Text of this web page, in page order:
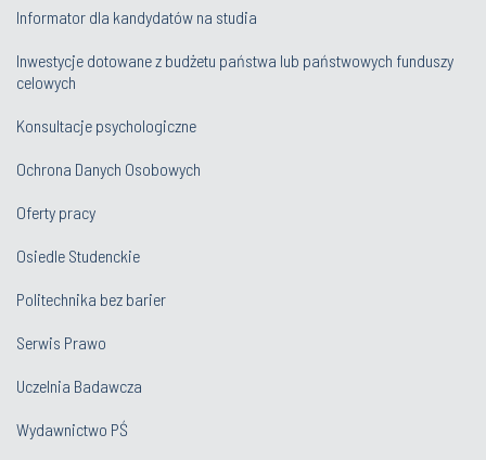
Informator dla kandydatów na studia
Inwestycje dotowane z budżetu państwa lub państwowych funduszy
celowych
Konsultacje psychologiczne
Ochrona Danych Osobowych
Oferty pracy
Osiedle Studenckie
Politechnika bez barier
Serwis Prawo
Uczelnia Badawcza
Wydawnictwo PŚ